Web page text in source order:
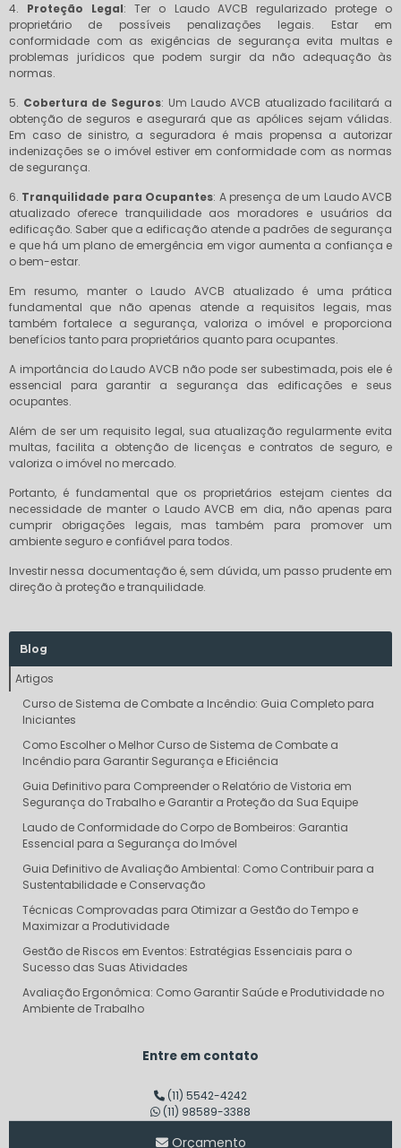
4. Proteção Legal: Ter o Laudo AVCB regularizado protege o
proprietário de possíveis penalizações legais. Estar em
conformidade com as exigências de segurança evita multas e
problemas jurídicos que podem surgir da não adequação às
normas.
5. Cobertura de Seguros: Um Laudo AVCB atualizado facilitará a
obtenção de seguros e asegurará que as apólices sejam válidas.
Em caso de sinistro, a seguradora é mais propensa a autorizar
indenizações se o imóvel estiver em conformidade com as normas
de segurança.
6. Tranquilidade para Ocupantes: A presença de um Laudo AVCB
atualizado oferece tranquilidade aos moradores e usuários da
edificação. Saber que a edificação atende a padrões de segurança
e que há um plano de emergência em vigor aumenta a confiança e
o bem-estar.
Em resumo, manter o Laudo AVCB atualizado é uma prática
fundamental que não apenas atende a requisitos legais, mas
também fortalece a segurança, valoriza o imóvel e proporciona
benefícios tanto para proprietários quanto para ocupantes.
A importância do Laudo AVCB não pode ser subestimada, pois ele é
essencial para garantir a segurança das edificações e seus
ocupantes.
Além de ser um requisito legal, sua atualização regularmente evita
multas, facilita a obtenção de licenças e contratos de seguro, e
valoriza o imóvel no mercado.
Portanto, é fundamental que os proprietários estejam cientes da
necessidade de manter o Laudo AVCB em dia, não apenas para
cumprir obrigações legais, mas também para promover um
ambiente seguro e confiável para todos.
Investir nessa documentação é, sem dúvida, um passo prudente em
direção à proteção e tranquilidade.
Blog
Artigos
Curso de Sistema de Combate a Incêndio: Guia Completo para
Iniciantes
Como Escolher o Melhor Curso de Sistema de Combate a
Incêndio para Garantir Segurança e Eficiência
Guia Definitivo para Compreender o Relatório de Vistoria em
Segurança do Trabalho e Garantir a Proteção da Sua Equipe
Laudo de Conformidade do Corpo de Bombeiros: Garantia
Essencial para a Segurança do Imóvel
Guia Definitivo de Avaliação Ambiental: Como Contribuir para a
Sustentabilidade e Conservação
Técnicas Comprovadas para Otimizar a Gestão do Tempo e
Maximizar a Produtividade
Gestão de Riscos em Eventos: Estratégias Essenciais para o
Sucesso das Suas Atividades
Avaliação Ergonômica: Como Garantir Saúde e Produtividade no
Ambiente de Trabalho
Consultoria em Segurança do Trabalho SP: Transforme sua
Entre em contato
(11) 5542-4242
(11) 98589-3388
Orçamento